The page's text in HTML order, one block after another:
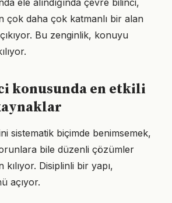
ele alındığında çevre bilinci,
çok daha çok katmanlı bir alan
Bu zenginlik, konuyu
konusunda en etkili
sistematik biçimde benimsemek,
bile düzenli çözümler
Disiplinli bir yapı,
açıyor.